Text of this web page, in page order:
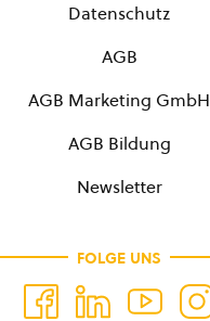
Datenschutz
AGB
AGB Marketing GmbH
AGB Bildung
Newsletter
FOLGE UNS